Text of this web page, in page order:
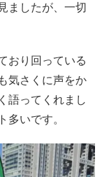
ましたが、一切
おり回っている
気さくに声をか
語ってくれまし
多いです。